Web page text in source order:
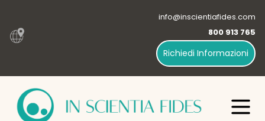
info@inscientiafides.com
800 913 765
Richiedi Informazioni